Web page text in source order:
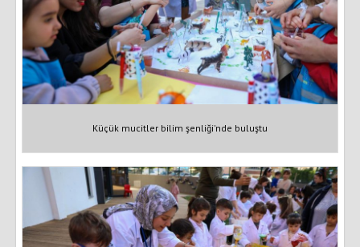
Küçük mucitler bilim şenliği'nde buluştu